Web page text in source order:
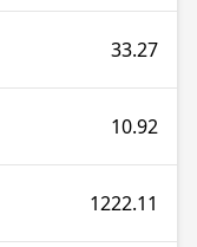
33.27
10.92
1222.11